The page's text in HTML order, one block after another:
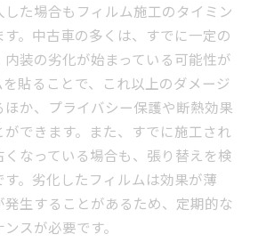
た場合もフィルム施工のタイミン
。中古車の多くは、すでに一定の
装の劣化が始まっている可能性が
貼ることで、これ以上のダメージ
か、プライバシー保護や断熱効果
できます。また、すでに施工され
なっている場合も、張り替えを検
。劣化したフィルムは効果が薄
生することがあるため、定期的な
スが必要です。